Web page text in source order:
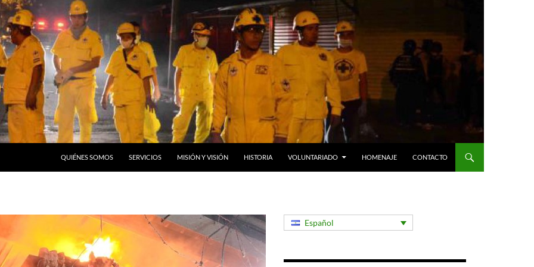
QUIÉNES SOMOS SERVICIOS MISIÓN Y VISIÓN HISTORIA VOLUNTARIADO HOMENAJE CONTACTO
Español